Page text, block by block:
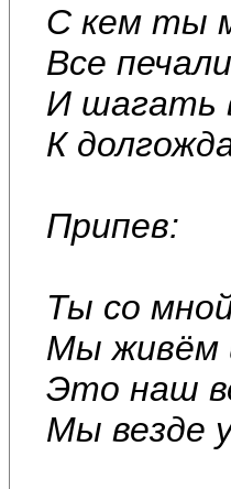
С кем ты
Все
И шагать
К
Припев:
Ты со
Мы живём
Это наш
Мы везде